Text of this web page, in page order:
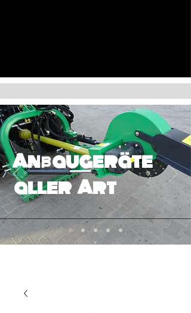
Anbaugeräte
aller Art